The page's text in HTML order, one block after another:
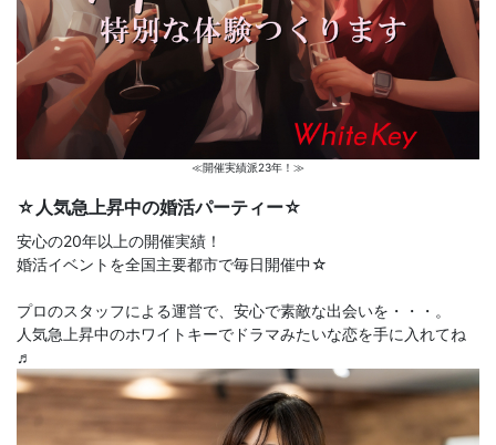
≪開催実績派23年！≫
☆人気急上昇中の婚活パーティー☆
安心の20年以上の開催実績！
婚活イベントを全国主要都市で毎日開催中☆
プロのスタッフによる運営で、安心で素敵な出会いを・・・。
人気急上昇中のホワイトキーでドラマみたいな恋を手に入れてね
♬